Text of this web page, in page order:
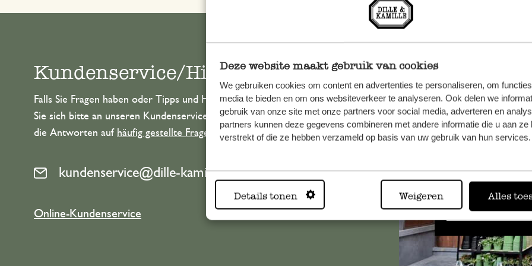
Deze website maakt gebruik van cookies
We gebruiken cookies om content en advertenties te personaliseren, om
media te bieden en om ons websiteverkeer te analyseren. Ook delen we
gebruik van onze site met onze partners voor social media, adverteren en
partners kunnen deze gegevens combineren met andere informatie die u aan ze
verstrekt of die ze hebben verzameld op basis van uw gebruik van hun services.
Details tonen Weigeren Alles
Immer
Kundenservice/Hilfe
Falls Sie Fragen haben oder Tipps und Hilfe brauchen, wenden
Sie sich bitte an unseren Kundenservice. Oder lesen Sie hier
die Antworten auf häufig gestellte Fragen
kundenservice@dille-kamille.at
Online-Kundenservice